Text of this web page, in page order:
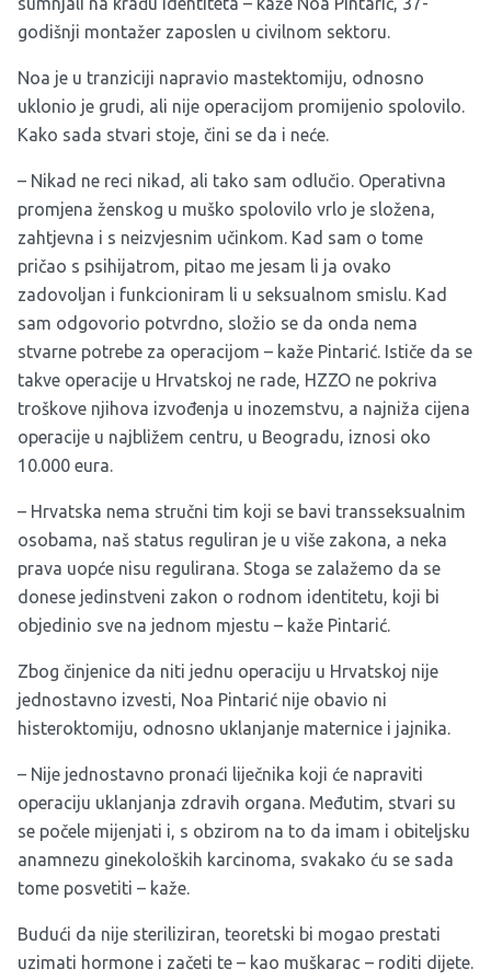
godišnji montažer zaposlen u civilnom sektoru.
Noa je u tranziciji napravio mastektomiju, odnosno
uklonio je grudi, ali nije operacijom promijenio spolovilo.
Kako sada stvari stoje, čini se da i neće.
– Nikad ne reci nikad, ali tako sam odlučio. Operativna
promjena ženskog u muško spolovilo vrlo je složena,
zahtjevna i s neizvjesnim učinkom. Kad sam o tome
pričao s psihijatrom, pitao me jesam li ja ovako
zadovoljan i funkcioniram li u seksualnom smislu. Kad
sam odgovorio potvrdno, složio se da onda nema
stvarne potrebe za operacijom – kaže Pintarić. Ističe da se
takve operacije u Hrvatskoj ne rade, HZZO ne pokriva
troškove njihova izvođenja u inozemstvu, a najniža cijena
operacije u najbližem centru, u Beogradu, iznosi oko
10.000 eura.
– Hrvatska nema stručni tim koji se bavi transseksualnim
osobama, naš status reguliran je u više zakona, a neka
prava uopće nisu regulirana. Stoga se zalažemo da se
donese jedinstveni zakon o rodnom identitetu, koji bi
objedinio sve na jednom mjestu – kaže Pintarić.
Zbog činjenice da niti jednu operaciju u Hrvatskoj nije
jednostavno izvesti, Noa Pintarić nije obavio ni
histeroktomiju, odnosno uklanjanje maternice i jajnika.
– Nije jednostavno pronaći liječnika koji će napraviti
operaciju uklanjanja zdravih organa. Međutim, stvari su
se počele mijenjati i, s obzirom na to da imam i obiteljsku
anamnezu ginekoloških karcinoma, svakako ću se sada
tome posvetiti – kaže.
Budući da nije steriliziran, teoretski bi mogao prestati
uzimati hormone i začeti te – kao muškarac – roditi dijete.